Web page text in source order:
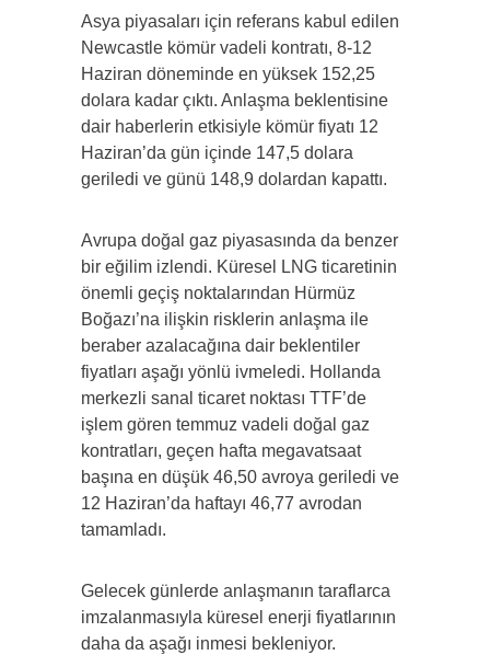
Asya piyasaları için referans kabul edilen
Newcastle kömür vadeli kontratı, 8-12
Haziran döneminde en yüksek 152,25
dolara kadar çıktı. Anlaşma beklentisine
dair haberlerin etkisiyle kömür fiyatı 12
Haziran’da gün içinde 147,5 dolara
geriledi ve günü 148,9 dolardan kapattı.
Avrupa doğal gaz piyasasında da benzer
bir eğilim izlendi. Küresel LNG ticaretinin
önemli geçiş noktalarından Hürmüz
Boğazı’na ilişkin risklerin anlaşma ile
beraber azalacağına dair beklentiler
fiyatları aşağı yönlü ivmeledi. Hollanda
merkezli sanal ticaret noktası TTF’de
işlem gören temmuz vadeli doğal gaz
kontratları, geçen hafta megavatsaat
başına en düşük 46,50 avroya geriledi ve
12 Haziran’da haftayı 46,77 avrodan
tamamladı.
Gelecek günlerde anlaşmanın taraflarca
imzalanmasıyla küresel enerji fiyatlarının
daha da aşağı inmesi bekleniyor.